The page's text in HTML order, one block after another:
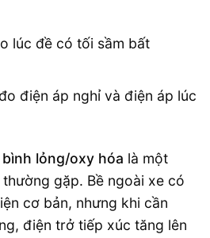
lúc đề có tối sầm bất
điện áp nghỉ và điện áp lúc
lỏng/oxy hóa là một
gặp. Bề ngoài xe có
cơ bản, nhưng khi cần
điện trở tiếp xúc tăng lên